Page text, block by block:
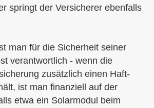
springt der Versicherer ebenfalls
man für die Sicherheit seiner
verantwortlich - wenn die
zusätzlich einen Haft­
ist man finanziell auf der
etwa ein Solarmodul beim